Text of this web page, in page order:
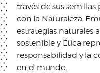
través de sus
con la Naturaleza,
estrategias naturales
sostenible y Ética
responsabilidad y la
en el mundo.